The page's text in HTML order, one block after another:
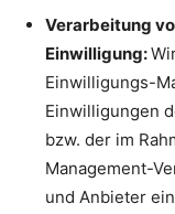
Verarbeitung
Einwilligung:
Einwilligungs-
Einwilligungen
bzw. der im
Management-
und Anbieter